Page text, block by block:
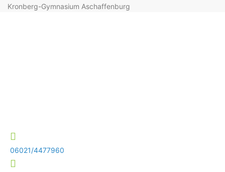
Kronberg-Gymnasium Aschaffenburg
06021/4477960